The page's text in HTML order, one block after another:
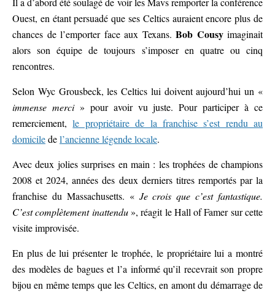
Ouest, en étant persuadé que ses Celtics auraient encore plus de
chances de l’emporter face aux Texans. Bob Cousyimaginait
alors son équipe de toujours s’imposer en quatre ou cinq
rencontres.
Selon Wyc Grousbeck, les Celtics lui doivent aujourd’hui un «
immense merci » pour avoir vu juste. Pour participer à ce
remerciement,le propriétaire de la franchise s’est rendu au
domiciledel’ancienne légende locale.
Avec deux jolies surprises en main : les trophées de champions
2008 et 2024, années des deux derniers titres remportés par la
franchise du Massachusetts. « Je crois que c’est fantastique.
C’est complètement inattendu», réagit le Hall of Famer sur cette
visite improvisée.
En plus de lui présenter le trophée, le propriétaire lui a montré
des modèles de bagues et l’a informé qu’il recevrait son propre
bijou en même temps que les Celtics, en amont du démarrage de